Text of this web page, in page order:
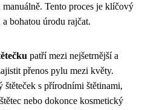
Tento proces je klíčový
bohatou úrodu rajčat.
patří mezi nejšetrnější a
přenos pylu mezi květy.
s přírodními štětinami,
nebo dokonce kosmetický